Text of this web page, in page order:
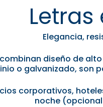
Elegancia,
diseño de
o galvanizado, son
corporativos,
noche (opcional